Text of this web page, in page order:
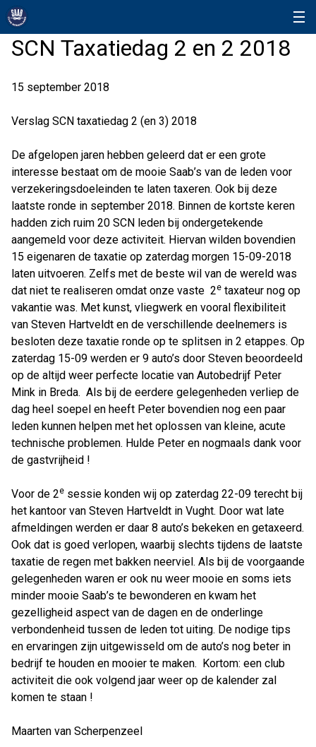
SCN Taxatiedag 2 en 2 2018
15 september 2018
Verslag SCN taxatiedag 2 (en 3) 2018
De afgelopen jaren hebben geleerd dat er een grote
interesse bestaat om de mooie Saab’s van de leden voor
verzekeringsdoeleinden te laten taxeren. Ook bij deze
laatste ronde in september 2018. Binnen de kortste keren
hadden zich ruim 20 SCN leden bij ondergetekende
aangemeld voor deze activiteit. Hiervan wilden bovendien
15 eigenaren de taxatie op zaterdag morgen 15-09-2018
laten uitvoeren. Zelfs met de beste wil van de wereld was
dat niet te realiseren omdat onze vaste 2e taxateur nog op
vakantie was. Met kunst, vliegwerk en vooral flexibiliteit
van Steven Hartveldt en de verschillende deelnemers is
besloten deze taxatie ronde op te splitsen in 2 etappes. Op
zaterdag 15-09 werden er 9 auto’s door Steven beoordeeld
op de altijd weer perfecte locatie van Autobedrijf Peter
Mink in Breda. Als bij de eerdere gelegenheden verliep de
dag heel soepel en heeft Peter bovendien nog een paar
leden kunnen helpen met het oplossen van kleine, acute
technische problemen. Hulde Peter en nogmaals dank voor
de gastvrijheid !
Voor de 2e sessie konden wij op zaterdag 22-09 terecht bij
het kantoor van Steven Hartveldt in Vught. Door wat late
afmeldingen werden er daar 8 auto’s bekeken en getaxeerd.
Ook dat is goed verlopen, waarbij slechts tijdens de laatste
taxatie de regen met bakken neerviel. Als bij de voorgaande
gelegenheden waren er ook nu weer mooie en soms iets
minder mooie Saab’s te bewonderen en kwam het
gezelligheid aspect van de dagen en de onderlinge
verbondenheid tussen de leden tot uiting. De nodige tips
en ervaringen zijn uitgewisseld om de auto’s nog beter in
bedrijf te houden en mooier te maken. Kortom: een club
activiteit die ook volgend jaar weer op de kalender zal
komen te staan !
Maarten van Scherpenzeel